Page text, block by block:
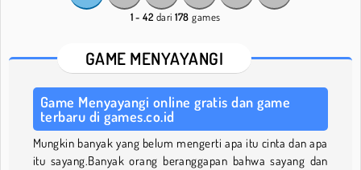
1 - 42 dari178 games
GAME MENYAYANGI
Game Menyayangi online gratis dan game
terbaru di games.co.id
Mungkin banyak yang belum mengerti apa itu cinta dan apa
itu sayang.Banyak orang beranggapan bahwa sayang dan